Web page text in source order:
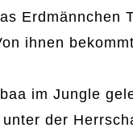
Erdmännchen
ihnen
im Jungle
der